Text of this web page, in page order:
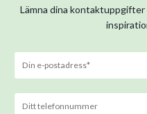
Lämna dina